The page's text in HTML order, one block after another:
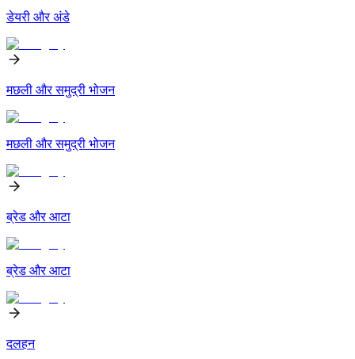
डेयरी और अंडे
मछली और समुद्री भोजन
मछली और समुद्री भोजन
ब्रेड और आटा
ब्रेड और आटा
दलहन